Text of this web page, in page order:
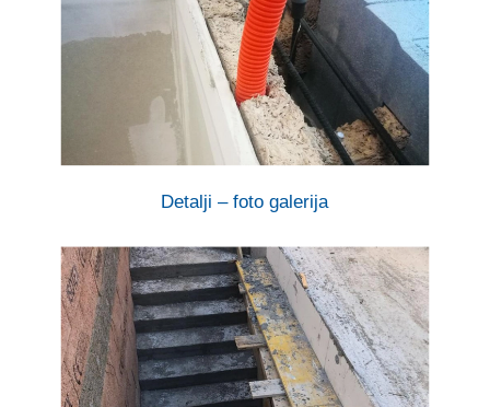
Detalji – foto galerija